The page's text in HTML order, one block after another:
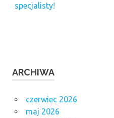
specjalisty!
ARCHIWA
czerwiec 2026
maj 2026